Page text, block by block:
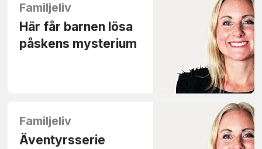
Familjeliv
Här får barnen lösa
påskens mysterium
Familjeliv
Äventyrsserie